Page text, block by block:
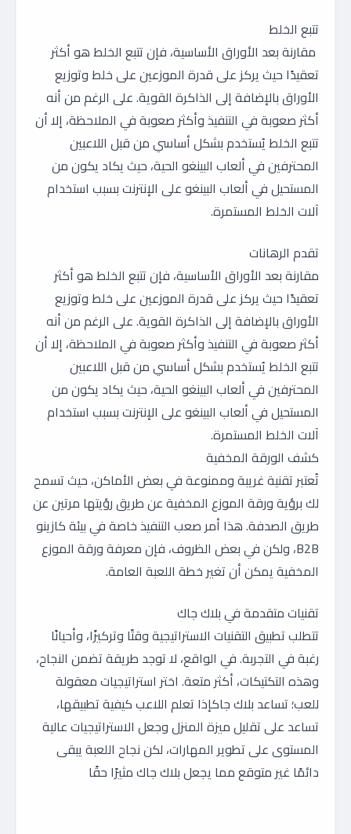
تتبع الخلط
مقارنة بعد الأوراق الأساسية، فإن تتبع الخلط هو أكثر
تعقيدًا حيث يركز على قدرة الموزعين على خلط وتوزيع
الأوراق بالإضافة إلى الذاكرة القوية. على الرغم من أنه
أكثر صعوبة في التنفيذ وأكثر صعوبة في الملاحظة، إلا أن
تتبع الخلط يُستخدم بشكل أساسي من قبل اللاعبين
المحترفين في ألعاب البينغو الحية، حيث يكاد يكون من
المستحيل في ألعاب البينغو على الإنترنت بسبب استخدام
آلات الخلط المستمرة.
تقدم الرهانات
مقارنة بعد الأوراق الأساسية، فإن تتبع الخلط هو أكثر
تعقيدًا حيث يركز على قدرة الموزعين على خلط وتوزيع
الأوراق بالإضافة إلى الذاكرة القوية. على الرغم من أنه
أكثر صعوبة في التنفيذ وأكثر صعوبة في الملاحظة، إلا أن
تتبع الخلط يُستخدم بشكل أساسي من قبل اللاعبين
المحترفين في ألعاب البينغو الحية، حيث يكاد يكون من
المستحيل في ألعاب البينغو على الإنترنت بسبب استخدام
آلات الخلط المستمرة.
كشف الورقة المخفية
تُعتبر تقنية غريبة وممنوعة في بعض الأماكن، حيث تسمح
لك برؤية ورقة الموزع المخفية عن طريق رؤيتها مرتين عن
طريق الصدفة. هذا أمر صعب التنفيذ خاصة في بيئة كازينو
B2B، ولكن في بعض الظروف، فإن معرفة ورقة الموزع
المخفية يمكن أن تغير خطة اللعبة العامة.
تقنيات متقدمة في بلاك جاك
تتطلب تطبيق التقنيات الاستراتيجية وقتًا وتركيزًا، وأحيانًا
رغبة في التجربة. في الواقع، لا توجد طريقة تضمن النجاح،
وهذه التكتيكات، أكثر متعة. اختر استراتيجيات معقولة
للعب؛ تساعد بلاك جاكإذا تعلم اللاعب كيفية تطبيقها،
تساعد على تقليل ميزة المنزل وجعل الاستراتيجيات عالية
المستوى على تطوير المهارات، لكن نجاح اللعبة يبقى
دائمًا غير متوقع مما يجعل بلاك جاك مثيرًا حقًا